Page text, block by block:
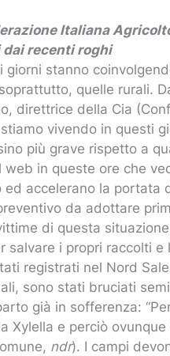
Italiana
recenti roghi
giorni stanno
quelle rurali.
direttrice della Cia
vivendo in questi
più grave rispetto a
web in queste ore che
accelerano la
da adottare
di questa
salvare i propri raccolti e
registrati nel Nord
sono stati bruciati
già in sofferenza:
Xylella e perciò
ndr). I campi